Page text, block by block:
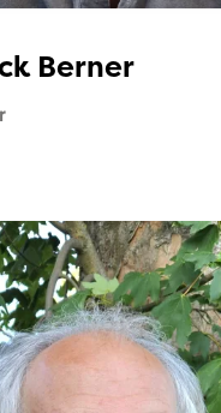
Berner